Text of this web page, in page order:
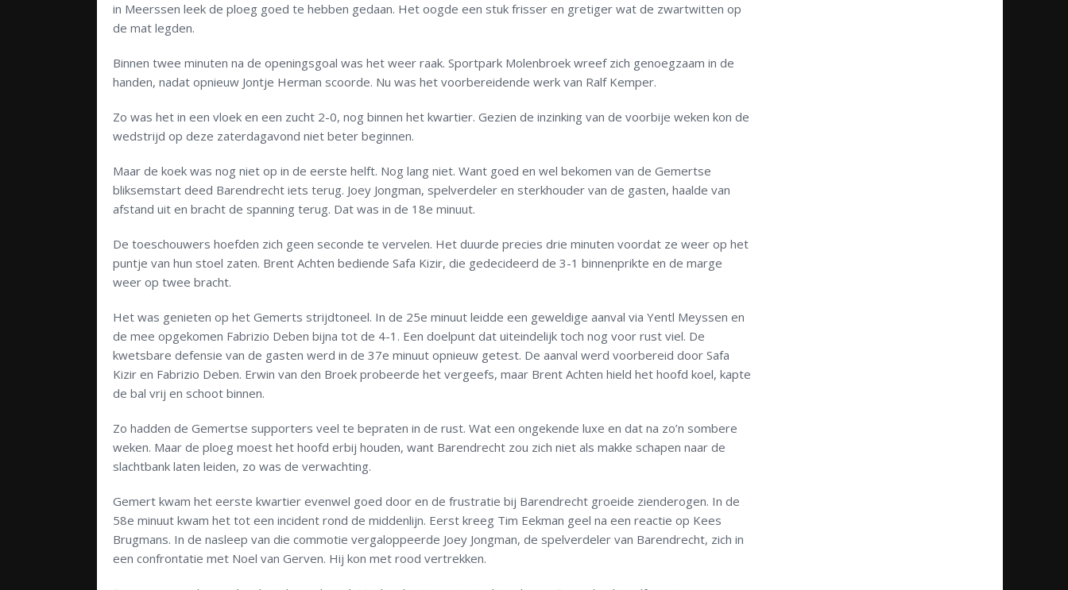
in Meerssen leek de ploeg goed te hebben gedaan. Het oogde een stuk frisser en gretiger wat de zwartwitten op
de mat legden.
Binnen twee minuten na de openingsgoal was het weer raak. Sportpark Molenbroek wreef zich genoegzaam in de
handen, nadat opnieuw Jontje Herman scoorde. Nu was het voorbereidende werk van Ralf Kemper.
Zo was het in een vloek en een zucht 2-0, nog binnen het kwartier. Gezien de inzinking van de voorbije weken kon de
wedstrijd op deze zaterdagavond niet beter beginnen.
Maar de koek was nog niet op in de eerste helft. Nog lang niet. Want goed en wel bekomen van de Gemertse
bliksemstart deed Barendrecht iets terug. Joey Jongman, spelverdeler en sterkhouder van de gasten, haalde van
afstand uit en bracht de spanning terug. Dat was in de 18e minuut.
De toeschouwers hoefden zich geen seconde te vervelen. Het duurde precies drie minuten voordat ze weer op het
puntje van hun stoel zaten. Brent Achten bediende Safa Kizir, die gedecideerd de 3-1 binnenprikte en de marge
weer op twee bracht.
Het was genieten op het Gemerts strijdtoneel. In de 25e minuut leidde een geweldige aanval via Yentl Meyssen en
de mee opgekomen Fabrizio Deben bijna tot de 4-1. Een doelpunt dat uiteindelijk toch nog voor rust viel. De
kwetsbare defensie van de gasten werd in de 37e minuut opnieuw getest. De aanval werd voorbereid door Safa
Kizir en Fabrizio Deben. Erwin van den Broek probeerde het vergeefs, maar Brent Achten hield het hoofd koel, kapte
de bal vrij en schoot binnen.
Zo hadden de Gemertse supporters veel te bepraten in de rust. Wat een ongekende luxe en dat na zo’n sombere
weken. Maar de ploeg moest het hoofd erbij houden, want Barendrecht zou zich niet als makke schapen naar de
slachtbank laten leiden, zo was de verwachting.
Gemert kwam het eerste kwartier evenwel goed door en de frustratie bij Barendrecht groeide zienderogen. In de
58e minuut kwam het tot een incident rond de middenlijn. Eerst kreeg Tim Eekman geel na een reactie op Kees
Brugmans. In de nasleep van die commotie vergaloppeerde Joey Jongman, de spelverdeler van Barendrecht, zich in
een confrontatie met Noel van Gerven. Hij kon met rood vertrekken.